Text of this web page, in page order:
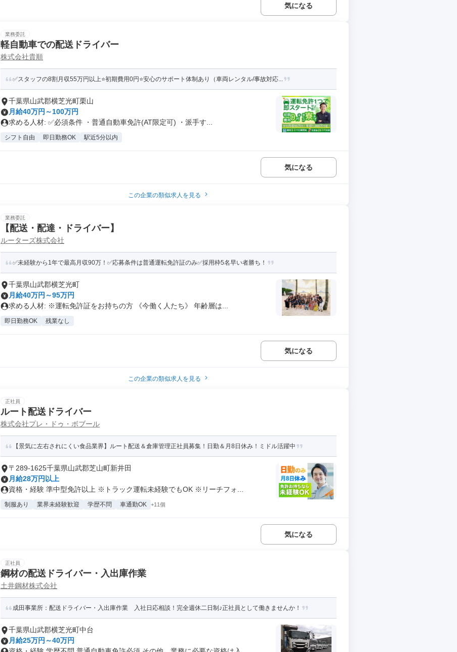
気になる
業務委託
軽自動車での配送ドライバー
株式会社貴順
✅スタッフの8割月収55万円以上⭐️初期費用0円⭐️安心のサポート体制あり（車両レンタル/事故対応...
千葉県山武郡横芝光町栗山
月給40万円～100万円
求める人材: ✅️必須条件 ・普通自動車免許(AT限定可) ・派手す...
シフト自由 即日勤務OK 駅近5分以内
気になる
この企業の類似求人を見る
業務委託
【配送・配達・ドライバー】
ルーターズ株式会社
✅未経験から1年で最高月収90万！✅応募条件は普通運転免許証のみ✅採用枠5名早い者勝ち！
千葉県山武郡横芝光町
月給40万円～95万円
求める人材: ※運転免許証をお持ちの方 《今働く人たち》 年齢層は...
即日勤務OK 残業なし
気になる
この企業の類似求人を見る
正社員
ルート配送ドライバー
株式会社プレ・ドゥ・ボブール
【景気に左右されにくい食品業界】ルート配送＆倉庫管理正社員募集！日勤＆月8日休み！ミドル活躍中
〒289-1625千葉県山武郡芝山町新井田
月給28万円以上
資格・経験 準中型免許以上 ※トラック運転未経験でもOK ※リーチフォ...
制服あり 業界未経験歓迎 学歴不問 車通勤OK +11個
気になる
正社員
鋼材の配送ドライバー・入出庫作業
土井鋼材株式会社
成田事業所：配送ドライバー・入出庫作業 入社日応相談！完全週休二日制♪正社員として働きませんか！
千葉県山武郡横芝光町中台
月給25万円～40万円